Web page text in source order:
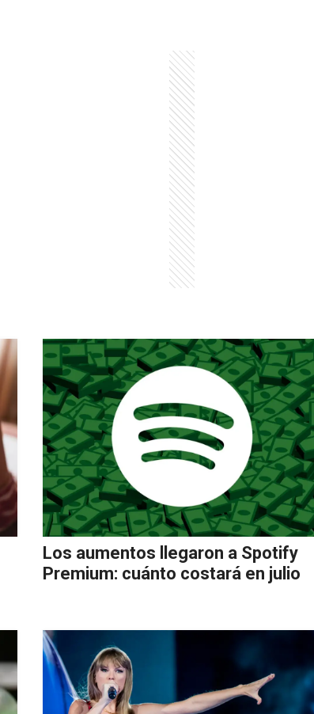
Los aumentos llegaron a Spotify
Premium: cuánto costará en julio